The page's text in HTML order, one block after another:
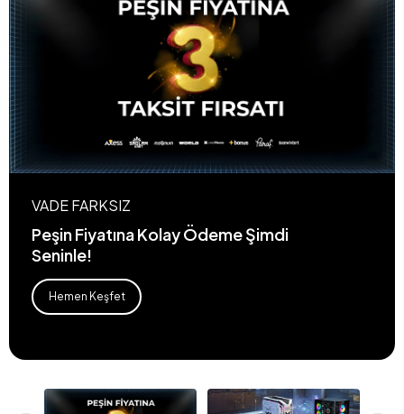
VADE FARKSIZ
Peşin Fiyatına Kolay Ödeme Şimdi
Seninle!
Hemen Keşfet